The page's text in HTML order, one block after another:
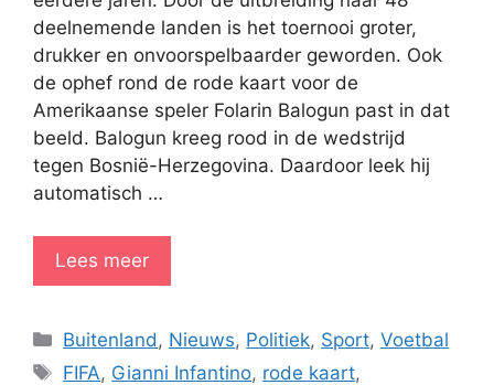
deelnemende landen is het toernooi groter,
drukker en onvoorspelbaarder geworden. Ook
de ophef rond de rode kaart voor de
Amerikaanse speler Folarin Balogun past in dat
beeld. Balogun kreeg rood in de wedstrijd
tegen Bosnië-Herzegovina. Daardoor leek hij
automatisch …
Lees meer
Categorieën
Buitenland , Nieuws, Politiek, Sport,Voetbal
Tags
FIFA, Gianni Infantino, rode kaart,